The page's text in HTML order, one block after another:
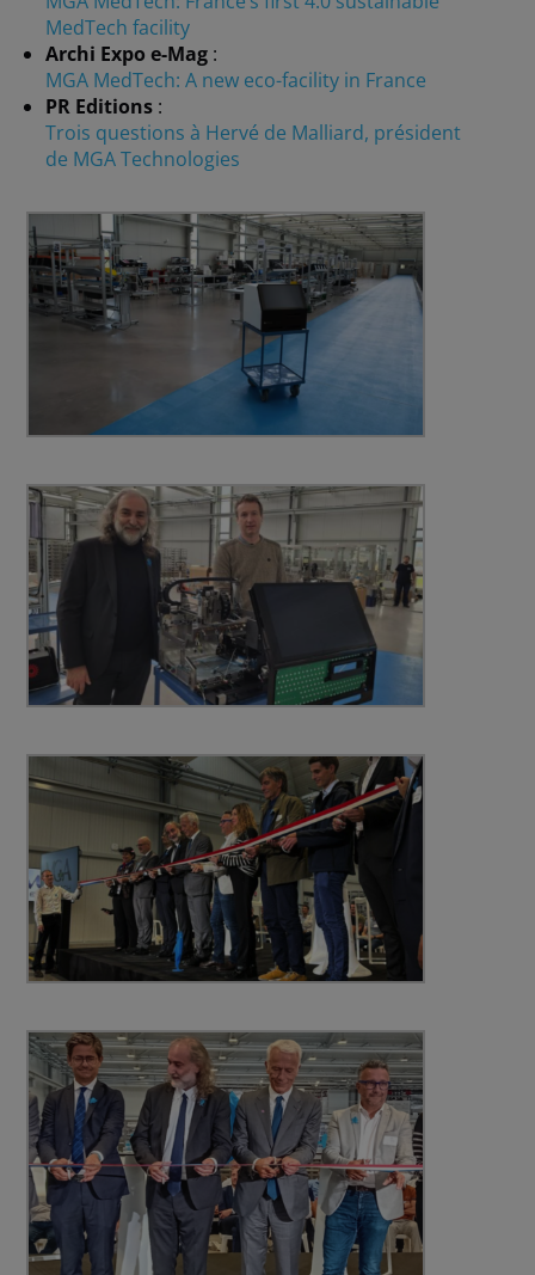
MedTech facility
Archi Expo e-Mag :
MGA MedTech: A new eco-facility in France
PR Editions :
Trois questions à Hervé de Malliard, président
de MGA Technologies